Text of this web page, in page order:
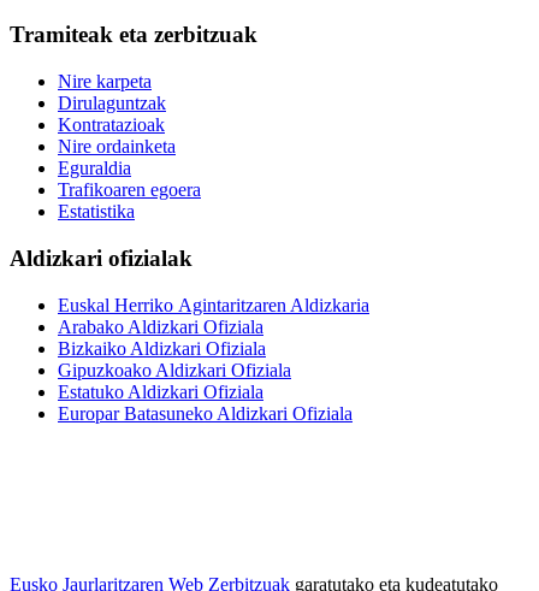
Tramiteak eta zerbitzuak
Nire karpeta
Dirulaguntzak
Kontratazioak
Nire ordainketa
Eguraldia
Trafikoaren egoera
Estatistika
Aldizkari ofizialak
Euskal Herriko Agintaritzaren Aldizkaria
Arabako Aldizkari Ofiziala
Bizkaiko Aldizkari Ofiziala
Gipuzkoako Aldizkari Ofiziala
Estatuko Aldizkari Ofiziala
Europar Batasuneko Aldizkari Ofiziala
Eusko Jaurlaritzaren Web Zerbitzuak garatutako eta kudeatutako